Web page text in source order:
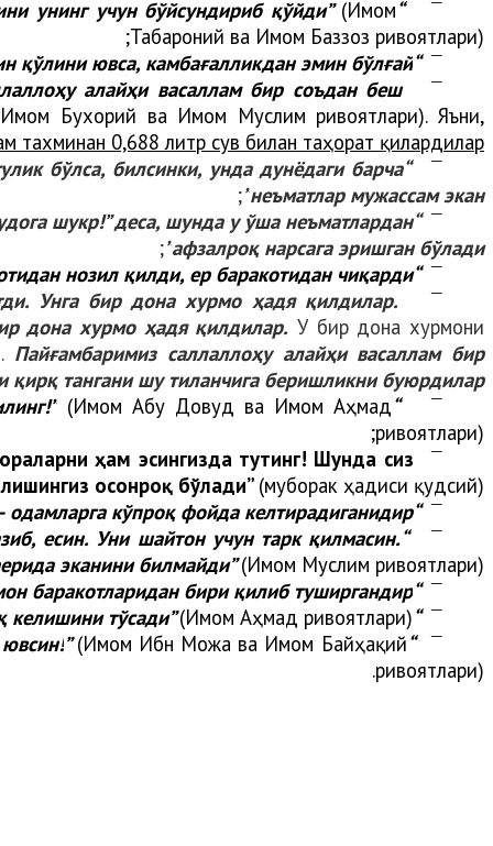
¯
“Нонни ҳурмат қилинглар, Аллоҳ таоло уни осмон баракотидан нозил қилди, ер баракотини унинг учун бўйсундириб қўйди”
(Имом
Табароний ва Имом Баззоз ривоятлари);
¯
“
қўлини ювса, камбағалликдан эмин бўлғай
¯
алайҳи васаллам бир соъдан беш
Бухорий ва Имом Муслим ривоятлари). Яъни,
тахминан 0,688 литр сув билан таҳорат қилардилар
¯
бўлса, билсинки, унда дунёдаги барча
неъматлар мужассам экан”
;
¯
шукр!” деса, шунда у ўша неъматлардан
афзалроқ нарсага эришган бўлади”
;
¯
“Нонни ҳурмат қилинглар! Чунки Аллоҳ таоло уни осмон баракотидан нозил қилди, ер баракотидан чиқарди”
¯
Унга бир дона хурмо ҳадя қилдилар.
дона хурмо ҳадя қилдилар. У бир дона хурмони
Пайғамбаримиз саллаллоҳу алайҳи васаллам бир
қирқ тангани шу тиланчига беришликни буюрдилар
¯
“Исрофга йўл қўймай ва такаббурлик қилмаган ҳолда енг, ичинг, кийининг ва садақа қилинг!”
(Имом Абу Довуд ва Имом Аҳмад
ривоятлари);
¯
ҳам эсингизда тутинг! Шунда сиз
осонроқ бўлади” (муборак ҳадиси қудсий);
¯
“Одамларнинг энг яхшиси – одамларга кўпроқ фойда келтирадиганидир”
¯
есин. Уни шайтон учун тарк қилмасин.
эканини билмайди” (Имом Муслим ривоятлари);
¯
“
баракотларидан бири қилиб туширгандир
¯
“Тонгги уйқу ризқ келишини тўсади”
(Имом Аҳмад ривоятлари);
¯
“
” (Имом Ибн Можа ва Имом Байҳақий
ривоятлари).